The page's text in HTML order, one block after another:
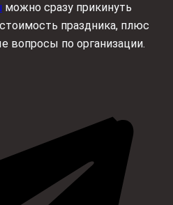
можно сразу прикинуть
праздника, плюс
вопросы по организации.